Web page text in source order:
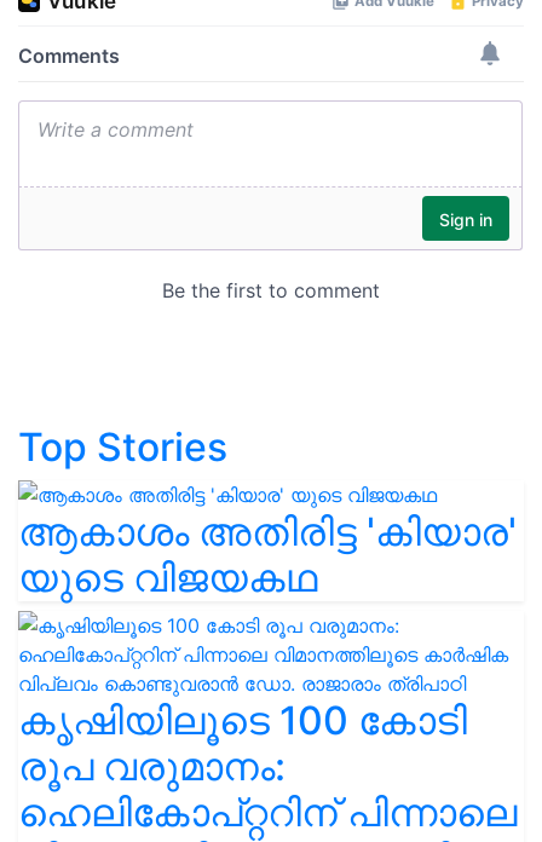
Top Stories
ആകാശം അതിരിട്ട 'കിയാര'
യുടെ വിജയകഥ
കൃഷിയിലൂടെ 100 കോടി
രൂപ വരുമാനം:
ഹെലികോപ്റ്ററിന് പിന്നാലെ